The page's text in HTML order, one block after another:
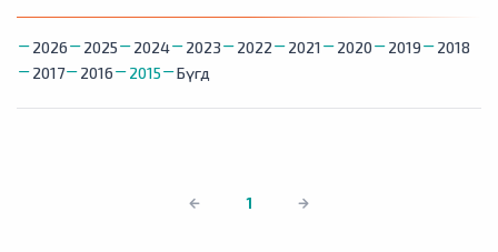
2026 2025 2024 2023 2022 2021 2020 2019
2018
2017
2016 2015 Бүгд
1